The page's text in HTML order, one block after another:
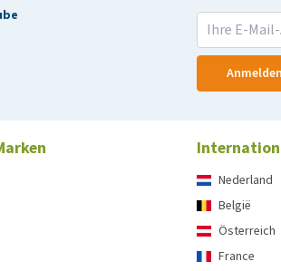
Anmelden
Nederland
België
Österreich
France